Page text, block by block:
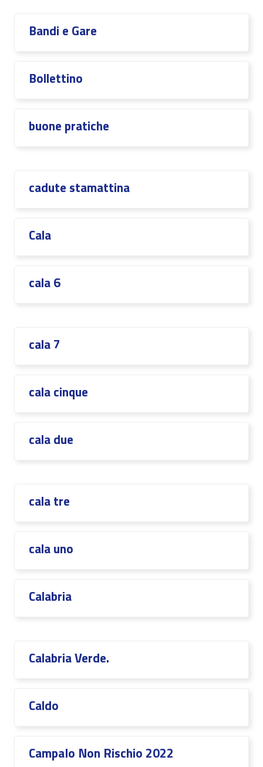
Bandi e Gare
Bollettino
buone pratiche
cadute stamattina
Cala
cala 6
cala 7
cala cinque
cala due
cala tre
cala uno
Calabria
Calabria Verde.
Caldo
CampaIo Non Rischio 2022